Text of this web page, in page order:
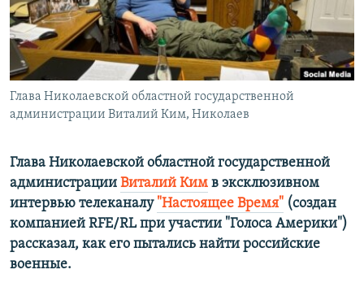
Все сайты RFE/RL
Глава Николаевской областной государственной
администрации Виталий Ким, Николаев
Глава Николаевской областной государственной
администрации Виталий Ким в эксклюзивном
интервью телеканалу "Настоящее Время" ​(создан
компанией RFE/RL при участии "Голоса Америки")
рассказал, как его пытались найти российские
военные.